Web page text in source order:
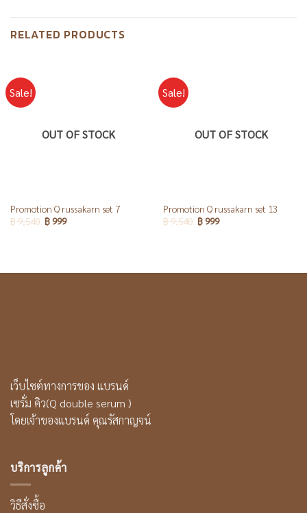
RELATED PRODUCTS
Sale!
OUT OF STOCK
Promotion Q russakarn set 7
฿9,540 ฿999
Sale!
OUT OF STOCK
Promotion Q russakarn set 13
฿9,540 ฿999
เว็บไซต์ทางการของ แบรนด์
เซรั่ม คิว(Q double serum )
โดยเจ้าของแบรนด์ คุณรัสกาญจน์
บริการลูกค้า
วิธีสั่งซื้อ